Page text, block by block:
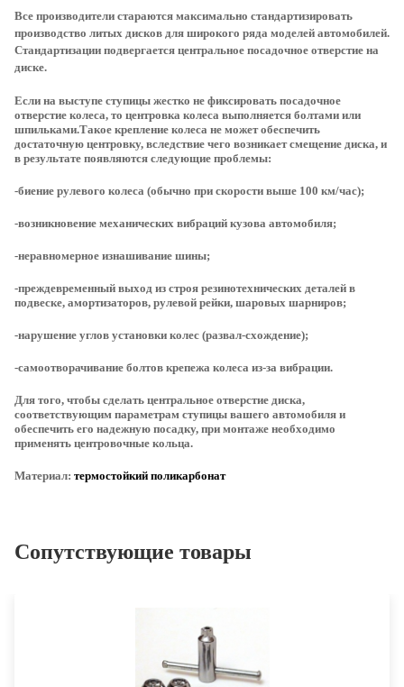
Все производители стараются максимально стандартизировать
производство литых дисков для широкого ряда моделей автомобилей.
Стандартизации подвергается центральное посадочное отверстие на
диске.
Если на выступе ступицы жестко не фиксировать посадочное
отверстие колеса, то центровка колеса выполняется болтами или
шпильками.Такое крепление колеса не может обеспечить
достаточную центровку, вследствие чего возникает смещение диска, и
в результате появляются следующие проблемы:
-биение рулевого колеса (обычно при скорости выше 100 км/час);
-возникновение механических вибраций кузова автомобиля;
-неравномерное изнашивание шины;
-преждевременный выход из строя резинотехнических деталей в
подвеске, амортизаторов, рулевой рейки, шаровых шарниров;
-нарушение углов установки колес (развал-схождение);
-самоотворачивание болтов крепежа колеса из-за вибрации.
Для того, чтобы сделать центральное отверстие диска,
соответствующим параметрам ступицы вашего автомобиля и
обеспечить его надежную посадку, при монтаже необходимо
применять центровочные кольца.
Материал: термостойкий поликарбонат
Сопутствующие товары